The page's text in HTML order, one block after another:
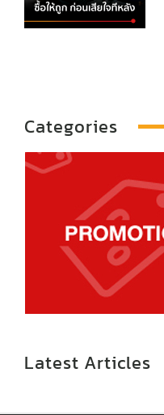
Categories
Latest Articles